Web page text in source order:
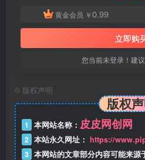
黄金会员 ￥0.99
立即购
您当前未登录！建
© 版权声明
版权
1 本网站名称： 皮皮网创网
2 本站永久网址： https://
3 本网站的文章部分内容可能来源